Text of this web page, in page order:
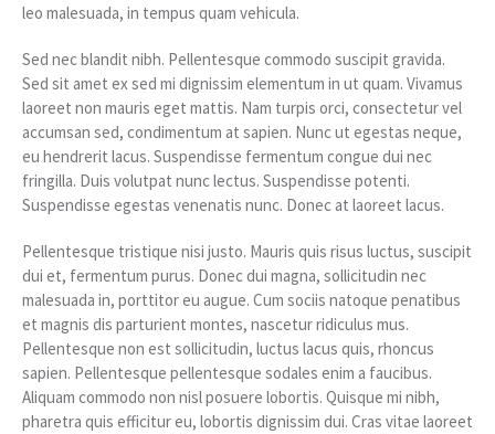
leo malesuada, in tempus quam vehicula.
Sed nec blandit nibh. Pellentesque commodo suscipit gravida.
Sed sit amet ex sed mi dignissim elementum in ut quam. Vivamus
laoreet non mauris eget mattis. Nam turpis orci, consectetur vel
accumsan sed, condimentum at sapien. Nunc ut egestas neque,
eu hendrerit lacus. Suspendisse fermentum congue dui nec
fringilla. Duis volutpat nunc lectus. Suspendisse potenti.
Suspendisse egestas venenatis nunc. Donec at laoreet lacus.
Pellentesque tristique nisi justo. Mauris quis risus luctus, suscipit
dui et, fermentum purus. Donec dui magna, sollicitudin nec
malesuada in, porttitor eu augue. Cum sociis natoque penatibus
et magnis dis parturient montes, nascetur ridiculus mus.
Pellentesque non est sollicitudin, luctus lacus quis, rhoncus
sapien. Pellentesque pellentesque sodales enim a faucibus.
Aliquam commodo non nisl posuere lobortis. Quisque mi nibh,
pharetra quis efficitur eu, lobortis dignissim dui. Cras vitae laoreet